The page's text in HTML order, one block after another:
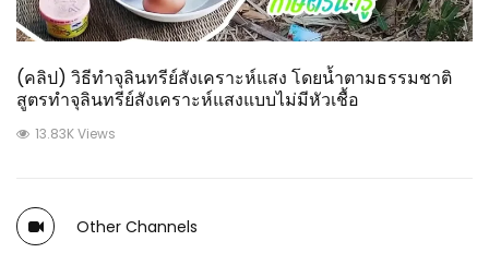
(คลิป) วิธีทำจุลินทรีย์สังเคราะห์แสง โดยน้ำตามธรรมชาติ
สูตรทำจุลินทรีย์สังเคราะห์แสงแบบไม่มีหัวเชื้อ
13.83K Views
Other Channels